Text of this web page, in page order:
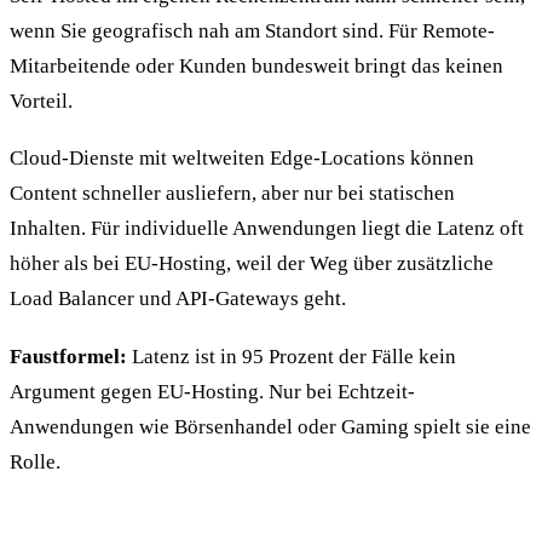
wenn Sie geografisch nah am Standort sind. Für Remote-
Mitarbeitende oder Kunden bundesweit bringt das keinen
Vorteil.
Cloud-Dienste mit weltweiten Edge-Locations können
Content schneller ausliefern, aber nur bei statischen
Inhalten. Für individuelle Anwendungen liegt die Latenz oft
höher als bei EU-Hosting, weil der Weg über zusätzliche
Load Balancer und API-Gateways geht.
Faustformel: Latenz ist in 95 Prozent der Fälle kein
Argument gegen EU-Hosting. Nur bei Echtzeit-
Anwendungen wie Börsenhandel oder Gaming spielt sie eine
Rolle.